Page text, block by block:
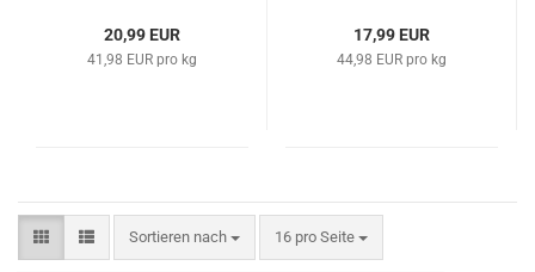
20,99 EUR
41,98 EUR pro kg
17,99 EUR
44,98 EUR pro kg
Sortieren nach
Sortieren nach 16 pro Seite
pro Seite